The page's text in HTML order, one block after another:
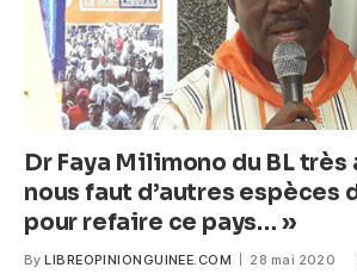
Dr Faya Milimono du BL très
nous faut d’autres espèces
pour refaire ce pays… »
By LIBREOPINIONGUINEE.COM 28 mai 2020